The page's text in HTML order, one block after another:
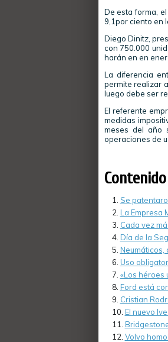
De esta forma,
9,1por ciento en
Diego Dinitz,
con 750.000
harán en en
La diferencia
permite realizar
luego debe ser
El referente
medidas
meses del año
operaciones de
Se
La Empresa
Cada vez
Día de la
Neumáticos,
Uso
«Los héroes
Ford está
Cristian
El nuevo
Volvo